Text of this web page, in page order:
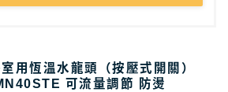
用恆溫水龍頭（按壓式開關）
可流量調節 防燙